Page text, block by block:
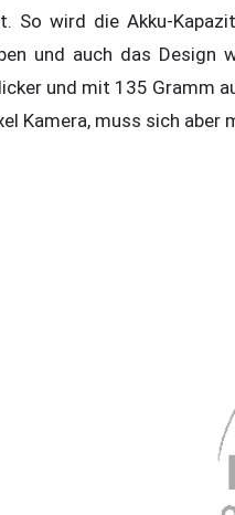
So wird die Akku-
und auch das
und mit 135 Gramm
Kamera, muss sich aber